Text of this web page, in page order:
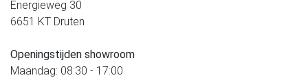
Energieweg 30
6651 KT Druten
Openingstijden showroom
Maandag: 08:30 - 17:00